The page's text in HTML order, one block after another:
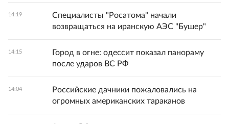
14:19
Специалисты "Росатома" начали
возвращаться на иранскую АЭС "Бушер"
14:15
Город в огне: одессит показал панораму
после ударов ВС РФ
14:04
Российские дачники пожаловались на
огромных американских тараканов